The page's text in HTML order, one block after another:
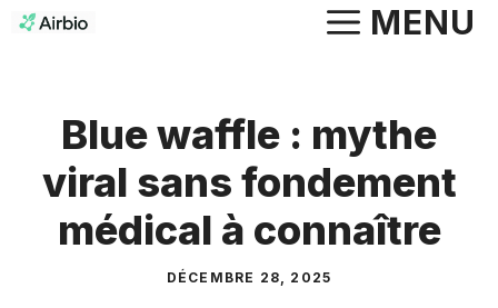
Aller
MENU
Blue waffle : mythe
viral sans fondement
médical à connaître
DÉCEMBRE 28, 2025